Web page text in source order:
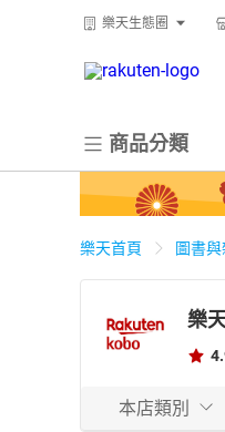
樂天生態圈
商品分類
樂天首頁 圖書
樂
本店類別